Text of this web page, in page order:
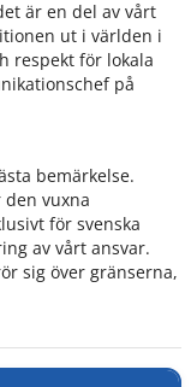
är en del av vårt
ut i världen i
respekt för lokala
på
bemärkelse.
vuxna
för svenska
av vårt ansvar.
sig över gränserna,